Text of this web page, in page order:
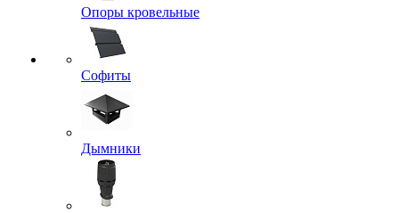
Опоры кровельные
Софиты
Дымники